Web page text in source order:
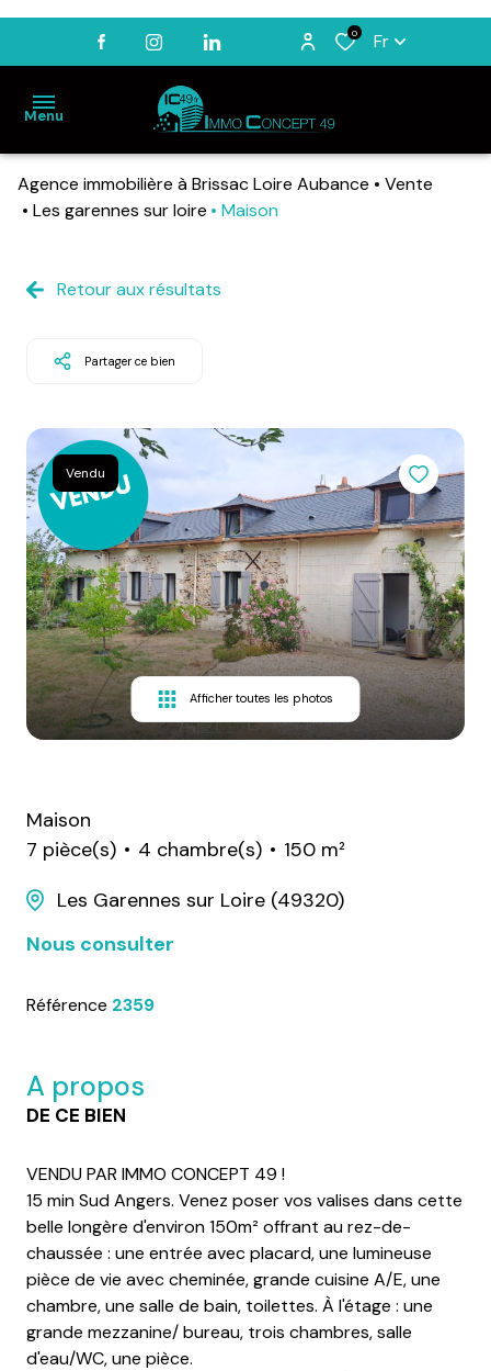
0 Fr
Menu
ACCUEIL
LOCATIONS
NOTRE
AGENCE
Agence immobilière à Brissac Loire Aubance
Vente
Les garennes sur loire
Maison
Retour aux résultats
Partager ce bien
Vendu
Afficher toutes les photos
Maison
7 pièce(s)
4 chambre(s)
150 m²
Les Garennes sur Loire (49320)
Nous consulter
Référence 2359
A propos
DE CE BIEN
VENDU PAR IMMO CONCEPT 49 !
15 min Sud Angers. Venez poser vos valises dans cette
belle longère d'environ 150m² offrant au rez-de-
chaussée : une entrée avec placard, une lumineuse
pièce de vie avec cheminée, grande cuisine A/E, une
chambre, une salle de bain, toilettes. À l'étage : une
grande mezzanine/ bureau, trois chambres, salle
d'eau/WC, une pièce.